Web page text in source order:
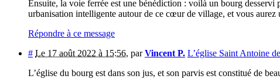
Ensuite, la voie ferrée est une bénédiction : voilà un bourg
urbanisation intelligente autour de ce cœur de village, et vous aurez
Répondre à ce message
# Le 17 août 2022 à 15:56, parVincent P. L’église Saint Antoine
L’église du bourg est dans son jus, et son parvis est constitué de